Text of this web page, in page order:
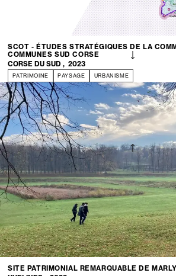
SCOT - ÉTUDES STRATÉGIQUES DE LA
COMMUNES SUD CORSE
CORSE DU SUD , 2023
PATRIMOINE PAYSAGE URBANISME
SITE PATRIMONIAL REMARQUABLE DE